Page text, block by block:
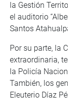
la Gestión
el auditorio
Santos
Por su parte, la
extraordinaria,
la Policía
También, los
Eleuterio Díaz